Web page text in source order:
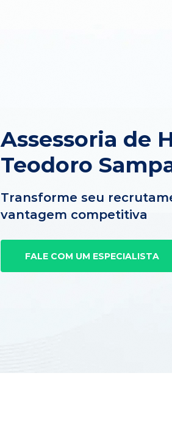
Assessoria de
Teodoro
Transforme seu
vantagem competitiva
FALE COM UM ESPECIALISTA